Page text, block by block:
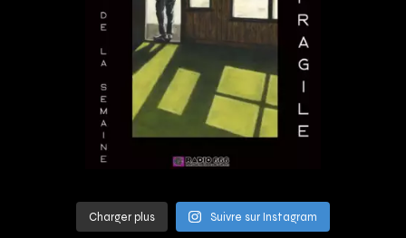
Charger plus Suivre sur Instagram